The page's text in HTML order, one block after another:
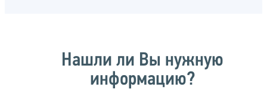
Нашли ли Вы нужную
информацию?